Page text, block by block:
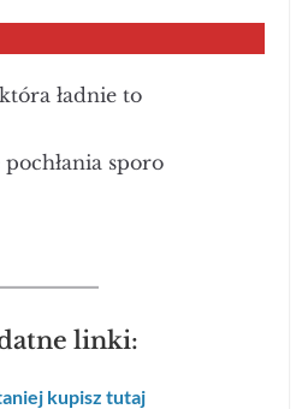
ładnie to
sporo
linki:
kupisz tutaj